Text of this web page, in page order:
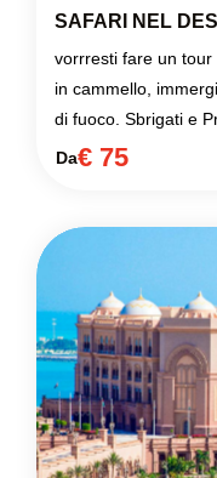
SAFARI NEL
vorrresti fare un
in cammello,
di fuoco. Sbrigati e
Da€ 75